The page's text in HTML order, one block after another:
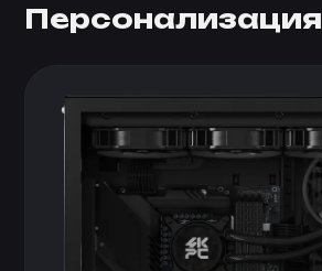
Персонализация